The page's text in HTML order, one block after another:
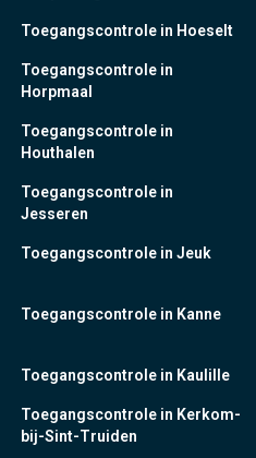
Toegangscontrole in Hoeselt
Toegangscontrole in
Horpmaal
Toegangscontrole in
Houthalen
Toegangscontrole in
Jesseren
Toegangscontrole in Jeuk
Toegangscontrole in Kanne
Toegangscontrole in Kaulille
Toegangscontrole in Kerkom-
bij-Sint-Truiden